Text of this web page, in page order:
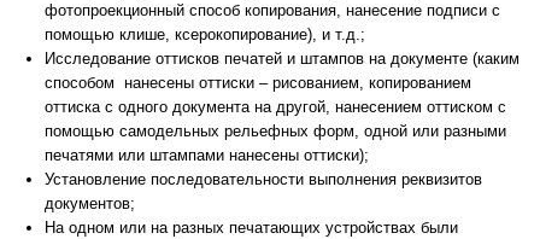
фотопроекционный способ копирования, нанесение подписи с
помощью клише, ксерокопирование), и т.д.;
Исследование оттисков печатей и штампов на документе (каким
способом нанесены оттиски – рисованием, копированием
оттиска с одного документа на другой, нанесением оттиском с
помощью самодельных рельефных форм, одной или разными
печатями или штампами нанесены оттиски);
Установление последовательности выполнения реквизитов
документов;
На одном или на разных печатающих устройствах были